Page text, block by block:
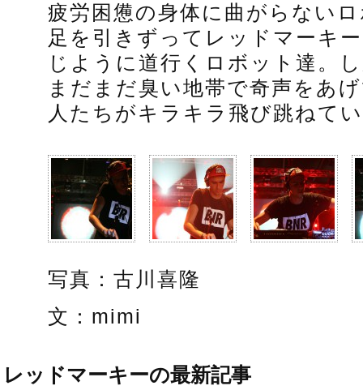
疲労困憊の身体に曲がらない
足を引きずってレッドマーキ
じように道行くロボット達。
まだまだ臭い地帯で奇声をあ
人たちがキラキラ飛び跳ねて
写真：古川喜隆
文：mimi
レッドマーキーの最新記事